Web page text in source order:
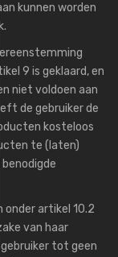
kunnen worden
9 is geklaard, en
niet voldoen aan
de gebruiker de
kosteloos
te (laten)
onder artikel 10.2
van haar
tot geen